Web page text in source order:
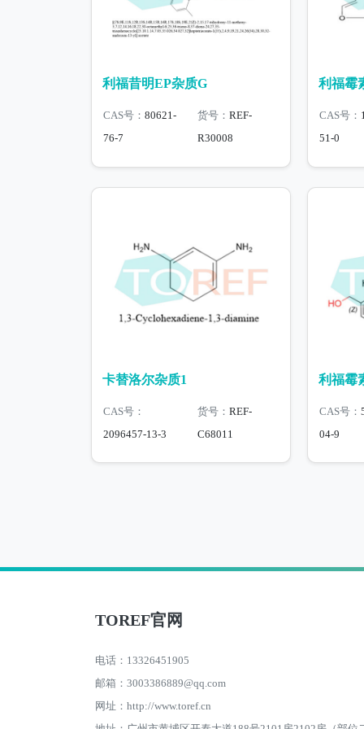
利福昔明EP杂质G
CAS号： 80621-
76-7
货号： REF-
R30008
利福霉
CAS号：
51-0
卡替洛尔杂质1
CAS号：
2096457-13-3
货号： REF-
C68011
利福霉
CAS号：
04-9
TOREF官网
电话：13326451905
邮箱：3003386889@qq.com
网址：http://www.toref.cn